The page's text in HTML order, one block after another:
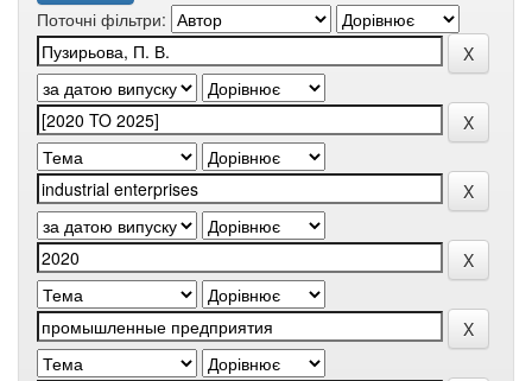
Поточні фільтри: